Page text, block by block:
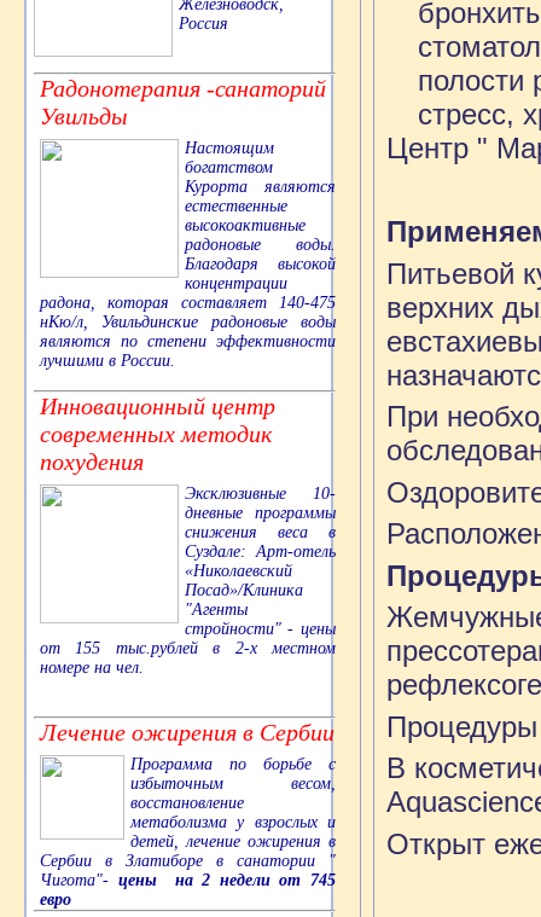
Железноводск,
Россия
Радонотерапия -санаторий
Увильды
Настоящим
богатством
Курорта являются
естественные
высокоактивные
радоновые воды.
Благодаря высокой
концентрации
радона, которая составляет 140-475
нКю/л, Увильдинские радоновые воды
являются по степени эффективности
лучшими в России.
Инновационный центр
современных методик
похудения
Эксклюзивные 10-
дневные программы
снижения веса в
Суздале: Арт-отель
«Николаевский
Посад»/Клиника
"Агенты
стройности" - цены
от 155 тыс.рублей в 2-х местном
номере на чел.
Лечение ожирения в Сербии
Программа по борьбе с
избыточным весом,
восстановление
метаболизма у взрослых и
детей, лечение ожирения в
Сербии в Златиборе в санатории "
Чигота"- цены на 2 недели от 745
евро
полости
стресс,
Центр "
Питьевой
верхних
При
Процедуры
В
Открыт